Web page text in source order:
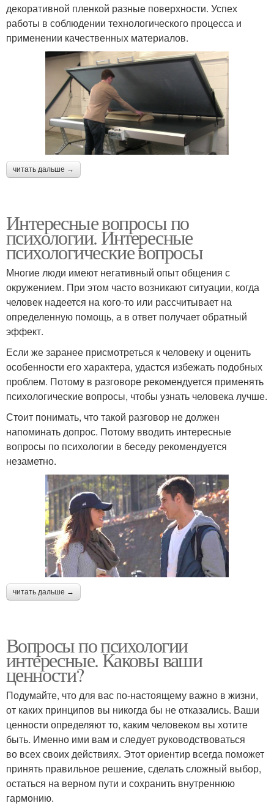
декоративной пленкой разные поверхности. Успех
работы в соблюдении технологического процесса и
применении качественных материалов.
читать дальше →
Интересные вопросы по
психологии. Интересные
психологические вопросы
Многие люди имеют негативный опыт общения с
окружением. При этом часто возникают ситуации, когда
человек надеется на кого-то или рассчитывает на
определенную помощь, а в ответ получает обратный
эффект.
Если же заранее присмотреться к человеку и оценить
особенности его характера, удастся избежать подобных
проблем. Потому в разговоре рекомендуется применять
психологические вопросы, чтобы узнать человека лучше.
Стоит понимать, что такой разговор не должен
напоминать допрос. Потому вводить интересные
вопросы по психологии в беседу рекомендуется
незаметно.
читать дальше →
Вопросы по психологии
интересные. Каковы ваши
ценности?
Подумайте, что для вас по-настоящему важно в жизни,
от каких принципов вы никогда бы не отказались. Ваши
ценности определяют то, каким человеком вы хотите
быть. Именно ими вам и следует руководствоваться
во всех своих действиях. Этот ориентир всегда поможет
принять правильное решение, сделать сложный выбор,
остаться на верном пути и сохранить внутреннюю
гармонию.